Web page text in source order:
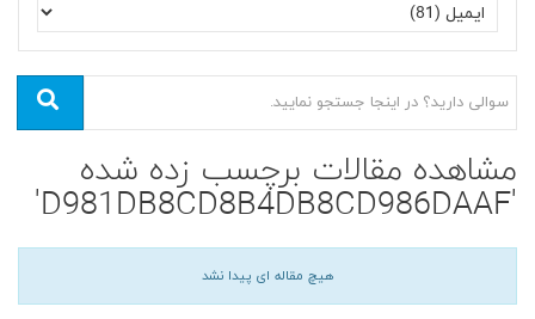
مشاهده مقالات برچسب زده شده
'D981DB8CD8B4DB8CD986DAAF'
هیچ مقاله ای پیدا نشد